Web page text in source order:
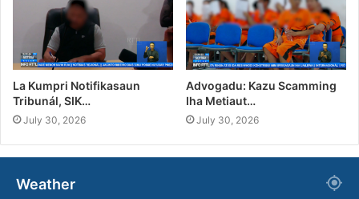
La Kumpri Notifikasaun
Tribunál, SIK…
July 30, 2026
Advogadu: Kazu Scamming
Iha Metiaut…
July 30, 2026
Weather